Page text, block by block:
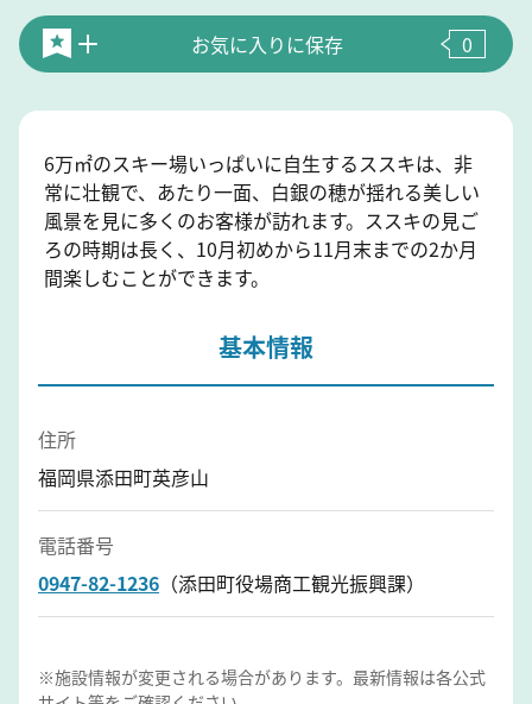
お気に入りに保存 0
6万㎡のスキー場いっぱいに自生するススキは、非
常に壮観で、あたり一面、白銀の穂が揺れる美しい
風景を見に多くのお客様が訪れます。ススキの見ご
ろの時期は長く、10月初めから11月末までの2か月
間楽しむことができます。
基本情報
住所
福岡県添田町英彦山
電話番号
0947-82-1236 （添田町役場商工観光振興課）
※施設情報が変更される場合があります。最新情報は各公式